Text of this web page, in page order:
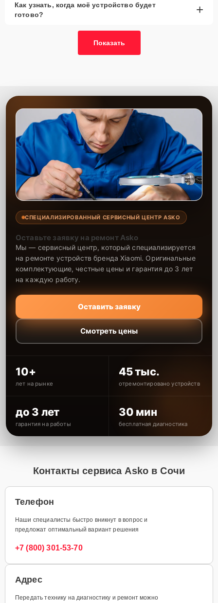
Как узнать, когда моё устройство будет
готово?
+
Показать
СПЕЦИАЛИЗИРОВАННЫЙ СЕРВИСНЫЙ ЦЕНТР ASKO
Оставьте заявку на ремонт Asko
Мы — сервисный центр, который специализируется
на ремонте устройств бренда Xiaomi. Оригинальные
комплектующие, честные цены и гарантия до 3 лет
на каждую работу.
Оставить заявку
Смотреть цены
10+
лет на рынке
45 тыс.
отремонтировано устройств
до 3 лет
гарантия на работы
30 мин
бесплатная диагностика
Контакты сервиса Asko в Сочи
Телефон
Наши специалисты быстро вникнут в вопрос и
предложат оптимальный вариант решения
+7 (800) 301-53-70
Адрес
Передать технику на диагностику и ремонт можно